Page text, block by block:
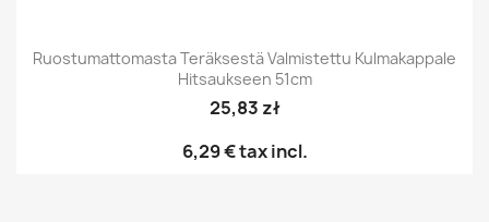
Ruostumattomasta Teräksestä Valmistettu Kulmakappale
Hitsaukseen 51cm
25,83 zł
6,29 €tax incl.